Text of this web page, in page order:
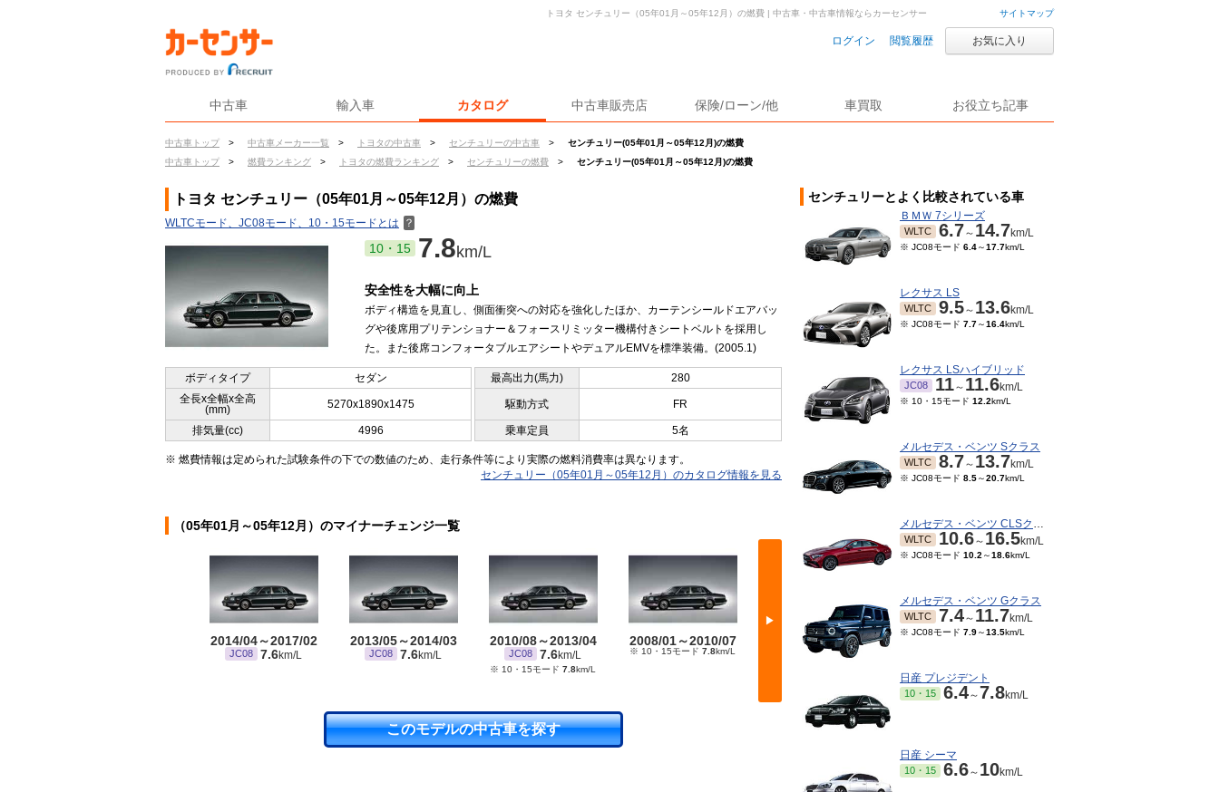
サイトマップ
ログイン 閲覧履歴 お気に入り
中古車 輸入車 カタログ 中古車販売店 保険/ローン/他 車買取 お役立ち記事
中古車トップ > 中古車メーカー一覧 > トヨタの中古車 > センチュリーの中古車 >
センチュリー(05年01月～05年12月)の燃費
中古車トップ
> 燃費ランキング > トヨタの燃費ランキング > センチュリーの燃費 > センチュリー(05年01月～05年12月)の燃費
トヨタ センチュリー（05年01月～05年12月）の燃費 | 中古車・中古車情報ならカーセンサー
トヨタ センチュリー（05年01月～05年12月）の燃費
WLTCモード、JC08モード、10・15モードとは ？
10・15 7.8km/L
安全性を大幅に向上
ボディ構造を見直し、側面衝突への対応を強化したほか、カーテンシールドエアバッ
グや後席用プリテンショナー＆フォースリミッター機構付きシートベルトを採用し
た。また後席コンフォータブルエアシートやデュアルEMVを標準装備。(2005.1)
ボディタイプ セダン 最高出力(馬力)
280
全長x全幅x全高
(mm)
5270x1890x1475 駆動方式 FR
排気量(cc) 4996 乗車定員 5名
※ 燃費情報は定められた試験条件の下での数値のため、走行条件等により実際の燃料消費率は異なります。
センチュリー（05年01月～05年12月）のカタログ情報を見る
（05年01月～05年12月）のマイナーチェンジ一覧
▶
2014/04～2017/02
JC08 7.6km/L
2013/05～2014/03
JC08 7.6km/L
2010/08～2013/04
JC08 7.6km/L
※ 10・15モード 7.8km/L
2008/01～2010/07
※ 10・15モード 7.8km/L
2006/01～2007/12
※ 10・15モード7.8
2001/05～2004/12
このモデルの中古車を探す
センチュリーとよく比較されている車
ＢＭＷ 7シリーズ
WLTC 6.7～ 14.7km/L
※ JC08モード 6.4～17.7km/L
レクサス LS
WLTC 9.5～ 13.6km/L
※ JC08モード 7.7～16.4km/L
レクサス LSハイブリッド
JC08 11～ 11.6km/L
※ 10・15モード 12.2km/L
メルセデス・ベンツ Sクラス
WLTC 8.7～ 13.7km/L
※ JC08モード 8.5～20.7km/L
メルセデス・ベンツ CLSクラス
WLTC 10.6～ 16.5km/L
※ JC08モード 10.2 ～18.6km/L
メルセデス・ベンツ Gクラス
WLTC 7.4～ 11.7km/L
※ JC08モード 7.9～13.5km/L
日産 プレジデント
10・15 6.4～7.8km/L
日産 シーマ
10・15 6.6～ 10km/L